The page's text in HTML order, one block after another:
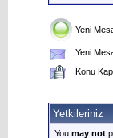
Yeni
Yeni
Konu
Yetkileriniz
You may not